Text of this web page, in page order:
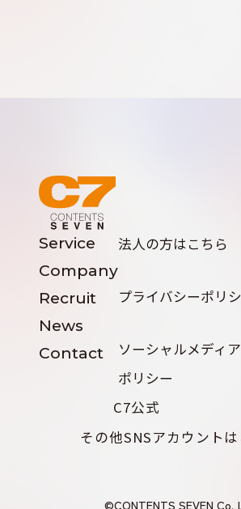
Service
Company
Recruit
News
Contact
法人の方はこちら
プライバシーポリ
ソーシャルメディア
ポリシー
C7公式
その他SNSアカウント
©CONTENTS SEVEN